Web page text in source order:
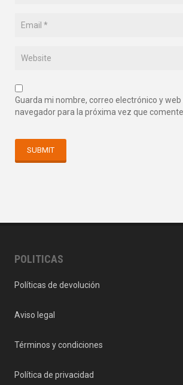
Guarda mi nombre, correo electrónico y web
navegador para la próxima vez que comente.
POLITICAS
Políticas de devolución
Aviso legal
Términos y condiciones
Política de privacidad